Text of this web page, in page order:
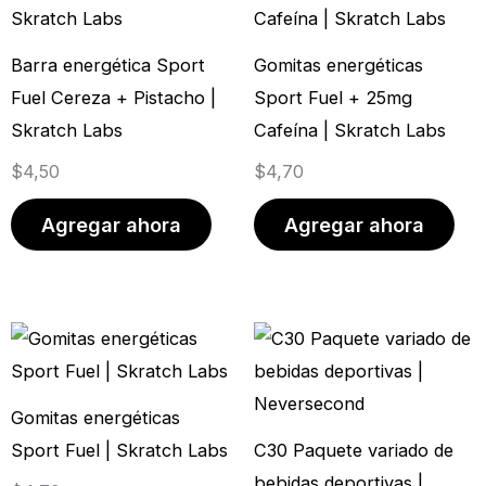
Barra energética Sport
Fuel Cereza + Pistacho |
Skratch Labs
$4,50
Agregar ahora
Gomitas energéticas
Sport Fuel + 25mg
Cafeína | Skratch Labs
$4,70
Agregar ahora
Gomitas energéticas
Sport Fuel | Skratch Labs
C30 Paquete variado de
Rango
de
$9,50
Este